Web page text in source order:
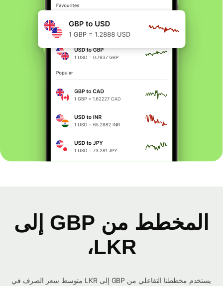
المخطط من GBP إلى
LKR،
يستخدم مخططنا التفاعلي من GBP إلى LKR متوسط ​​سعر الصرف في